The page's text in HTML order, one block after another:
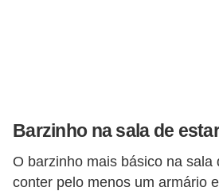
Barzinho na sala de
O barzinho mais básico na sala
conter pelo menos um armário